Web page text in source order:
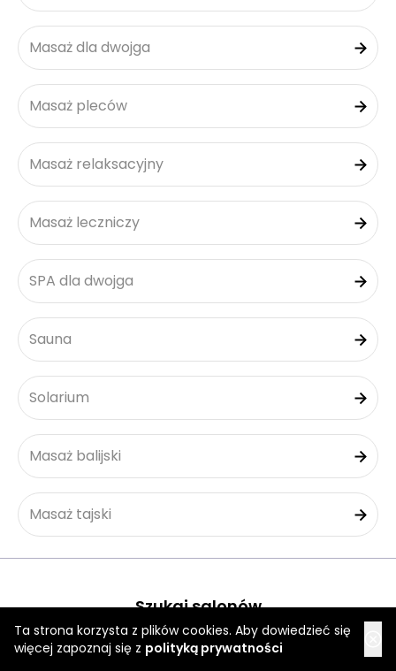
Ta strona korzysta z plików cookies. Aby dowiedzieć się
więcej zapoznaj się z polityką prywatności
Masaż dla dwojga
Masaż pleców
Masaż relaksacyjny
Masaż leczniczy
SPA dla dwojga
Sauna
Solarium
Masaż balijski
Masaż tajski
Szukaj salonów